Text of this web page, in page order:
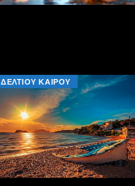
ΔΕΛΤΙΟΥ ΚΑΙΡΟΥ